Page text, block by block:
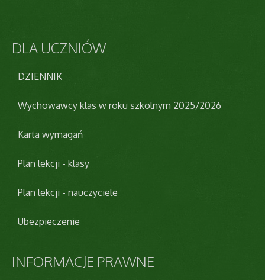
DLA UCZNIÓW
DZIENNIK
Wychowawcy klas w roku szkolnym 2025/2026
Karta wymagań
Plan lekcji - klasy
Plan lekcji - nauczyciele
Ubezpieczenie
INFORMACJE PRAWNE